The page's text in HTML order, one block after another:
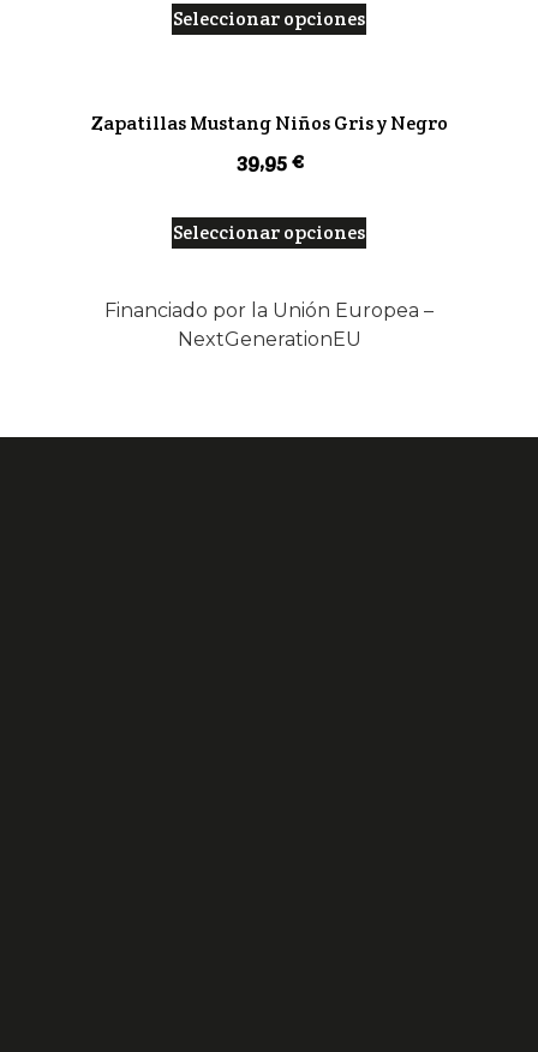
Seleccionar opciones
Zapatillas Mustang Niños Gris y Negro
39,95€
Seleccionar opciones
Financiado por la Unión Europea –
NextGenerationEU